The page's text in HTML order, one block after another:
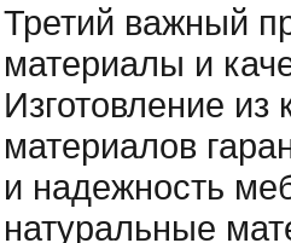
Третий важный
материалы и
Изготовление из
материалов
и надежность
натуральные